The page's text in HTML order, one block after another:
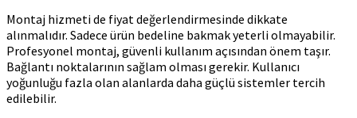
Montaj hizmeti de fiyat değerlendirmesinde dikkate
alınmalıdır. Sadece ürün bedeline bakmak yeterli olmayabilir.
Profesyonel montaj, güvenli kullanım açısından önem taşır.
Bağlantı noktalarının sağlam olması gerekir. Kullanıcı
yoğunluğu fazla olan alanlarda daha güçlü sistemler tercih
edilebilir.